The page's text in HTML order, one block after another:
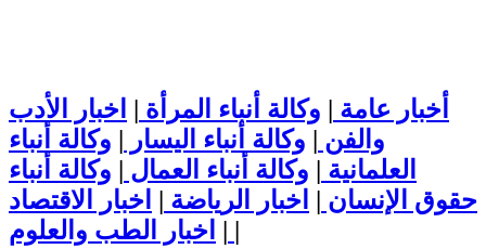
أخبار عامة | وكالة أنباء المرأة | اخبار الأدب
والفن | وكالة أنباء اليسار | وكالة أنباء
العلمانية | وكالة أنباء العمال | وكالة أنباء
حقوق الإنسان | اخبار الرياضة | اخبار الاقتصاد
| |